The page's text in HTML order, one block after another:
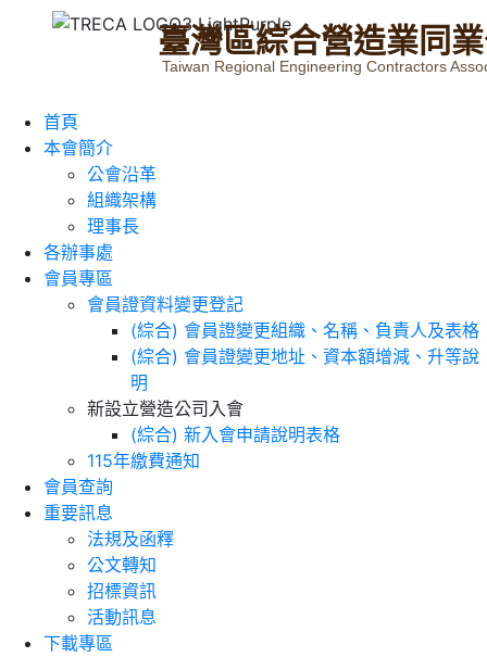
臺灣區綜合營造業同業
Taiwan Regional Engineering Contractors
首頁
本會簡介
公會沿革
組織架構
理事長
各辦事處
會員專區
會員證資料變更登記
(綜合) 會員證變更組織、名稱、負責人及表格
(綜合) 會員證變更地址、資本額增減、升等說
明
新設立營造公司入會
(綜合) 新入會申請說明表格
115年繳費通知
會員查詢
重要訊息
法規及函釋
公文轉知
招標資訊
活動訊息
下載專區